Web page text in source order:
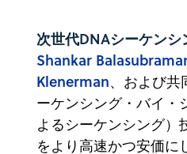
次世代DNAシーケンシ
Shankar
Klenerman、および共
ーケンシング・バイ・
よるシーケンシング）
をより高速かつ安価に